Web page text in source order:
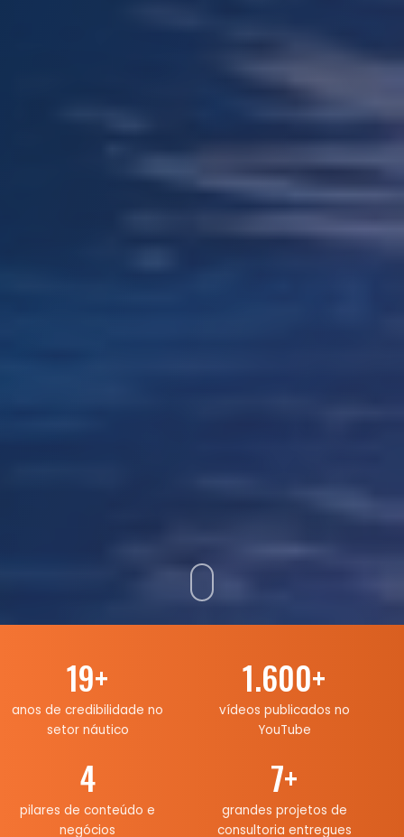
19+
anos de credibilidade no
setor náutico
1.600+
vídeos publicados no
YouTube
4
pilares de conteúdo e
negócios
7+
grandes projetos de
consultoria entregues